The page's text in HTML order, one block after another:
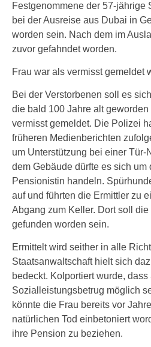
Festgenommene der 57-jährige
bei der Ausreise aus Dubai in
worden sein. Nach dem im
zuvor gefahndet worden.
Frau war als vermisst gemeldet
Bei der Verstorbenen soll es
die bald 100 Jahre alt
vermisst gemeldet. Die Polizei
früheren Medienberichten
um Unterstützung bei einer Tür-
dem Gebäude dürfte es sich
Pensionistin handeln.
auf und führten die Ermittler zu
Abgang zum Keller. Dort soll
gefunden worden sein.
Ermittelt wird seither in alle
Staatsanwaltschaft hielt sich
bedeckt. Kolportiert wurde, dass
Sozialleistungsbetrug möglich
könnte die Frau bereits vor
natürlichen Tod einbetoniert
ihre Pension zu beziehen.